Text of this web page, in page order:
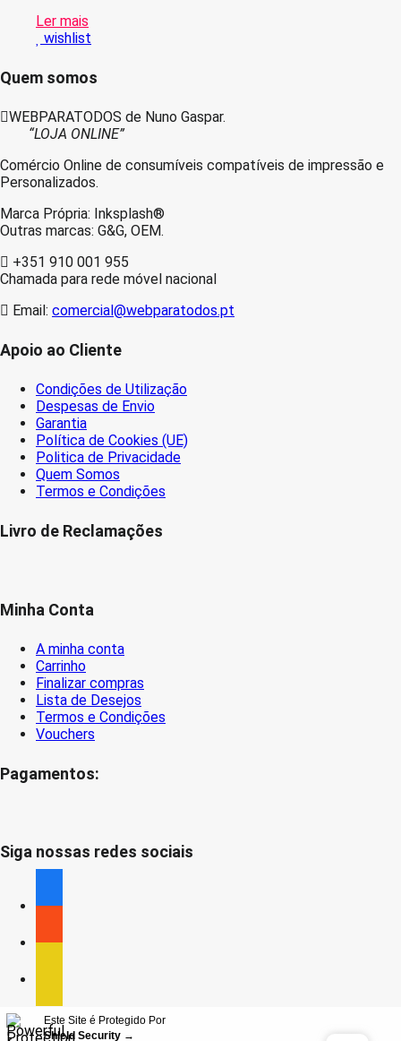
Ler mais
wishlist
Quem somos
WEBPARATODOS de Nuno Gaspar.
“LOJA ONLINE”
Comércio Online de consumíveis compatíveis de impressão e
Personalizados.
Marca Própria: Inksplash®
Outras marcas: G&G, OEM.
+351 910 001 955
Chamada para rede móvel nacional
Email: comercial@webparatodos.pt
Apoio ao Cliente
Condições de Utilização
Despesas de Envio
Garantia
Política de Cookies (UE)
Politica de Privacidade
Quem Somos
Termos e Condições
Livro de Reclamações
Minha Conta
A minha conta
Carrinho
Finalizar compras
Lista de Desejos
Termos e Condições
Vouchers
Pagamentos:
Siga nossas redes sociais
Este Site é Protegido Por
Shield Security →